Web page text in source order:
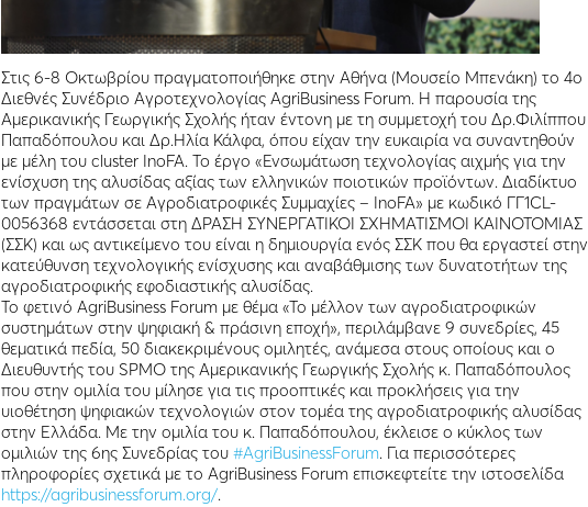
Στις 6-8 Οκτωβρίου πραγματοποιήθηκε στην Αθήνα (Μουσείο Μπενάκη) το 4ο
Διεθνές Συνέδριο Αγροτεχνολογίας AgriBusiness Forum. Η παρουσία της
Αμερικανικής Γεωργικής Σχολής ήταν έντονη με τη συμμετοχή του Δρ.Φιλίππου
Παπαδόπουλου και Δρ.Ηλία Κάλφα, όπου είχαν την ευκαιρία να συναντηθούν
με μέλη του cluster InoFA. To έργο «Ενσωμάτωση τεχνολογίας αιχμής για την
ενίσχυση της αλυσίδας αξίας των ελληνικών ποιοτικών προϊόντων. Διαδίκτυο
των πραγμάτων σε Αγροδιατροφικές Συμμαχίες – InoFA» με κωδικό ΓΓ1CL-
0056368 εντάσσεται στη ΔΡΑΣΗ ΣΥΝΕΡΓΑΤΙΚΟΙ ΣΧΗΜΑΤΙΣΜΟΙ ΚΑΙΝΟΤΟΜΙΑΣ
(ΣΣΚ) και ως αντικείμενο του είναι η δημιουργία ενός ΣΣΚ που θα εργαστεί στην
κατεύθυνση τεχνολογικής ενίσχυσης και αναβάθμισης των δυνατοτήτων της
αγροδιατροφικής εφοδιαστικής αλυσίδας.
Το φετινό AgriBusiness Forum με θέμα «Το μέλλον των αγροδιατροφικών
συστημάτων στην ψηφιακή & πράσινη εποχή», περιλάμβανε 9 συνεδρίες, 45
θεματικά πεδία, 50 διακεκριμένους ομιλητές, ανάμεσα στους οποίους και ο
Διευθυντής του SPMO της Αμερικανικής Γεωργικής Σχολής κ. Παπαδόπουλος
που στην ομιλία του μίλησε για τις προοπτικές και προκλήσεις για την
υιοθέτηση ψηφιακών τεχνολογιών στον τομέα της αγροδιατροφικής αλυσίδας
στην Ελλάδα. Με την ομιλία του κ. Παπαδόπουλου, έκλεισε ο κύκλος των
ομιλιών της 6ης Συνεδρίας του#AgriBusinessForum. Για περισσότερες
πληροφορίες σχετικά με το AgriΒusiness Forum επισκεφτείτε την ιστοσελίδα
https://agribusinessforum.org/.